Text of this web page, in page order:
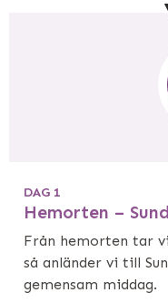
DAG 1
Hemorten –
Från hemorten tar
så anländer vi till
gemensam middag.